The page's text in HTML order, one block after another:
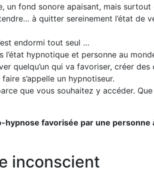
un fond sonore apaisant, mais
à quitter sereinement l’état de
endormi tout seul …
hypnotique et personne au
quelqu’un qui va favoriser, créer
s’appelle un hypnotiseur.
que vous souhaitez y accéder.
hypnose favorisée par une
inconscient